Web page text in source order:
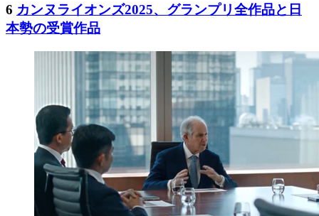
6 カンヌライオンズ2025、グランプリ全作品と日
本勢の受賞作品